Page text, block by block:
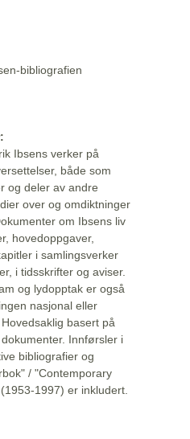
bibliografien
Ibsens verker på
både som
og deler av andre
over og omdiktninger
om Ibsens liv
hovedoppgaver,
i samlingsverker
i tidsskrifter og aviser.
og lydopptak er også
nasjonal eller
basert på
Innførsler i
bibliografier og
/ "Contemporary
1997) er inkludert.